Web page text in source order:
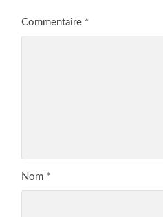
Commentaire *
Nom *